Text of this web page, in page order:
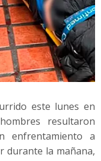
este lunes en
resultaron
enfrentamiento a
durante la mañana,